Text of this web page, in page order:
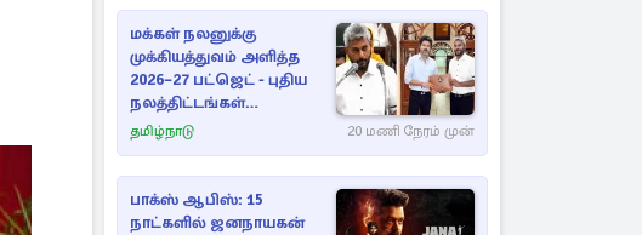
மக்கள் நலனுக்கு
முக்கியத்துவம் அளித்த
2026–27 பட்ஜெட் - புதிய
நலத்திட்டங்கள்
என்னென்ன?
தமிழ்நாடு 20 மணி நேரம் முன்
பாக்ஸ் ஆபிஸ்: 15
நாட்களில் ஜனநாயகன்